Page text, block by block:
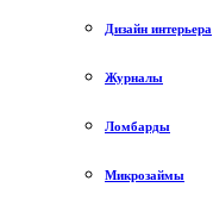
Дизайн интерьера
Журналы
Ломбарды
Микрозаймы